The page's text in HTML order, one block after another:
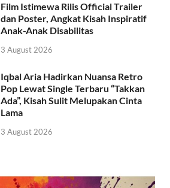
Film Istimewa Rilis Official Trailer
dan Poster, Angkat Kisah Inspiratif
Anak-Anak Disabilitas
3 August 2026
Iqbal Aria Hadirkan Nuansa Retro
Pop Lewat Single Terbaru “Takkan
Ada”, Kisah Sulit Melupakan Cinta
Lama
3 August 2026